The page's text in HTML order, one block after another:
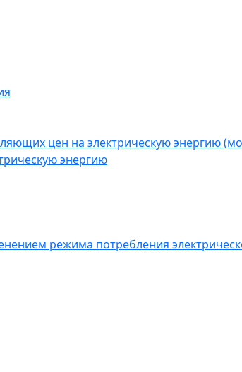
цен на электрическую энергию
энергию
режима потребления